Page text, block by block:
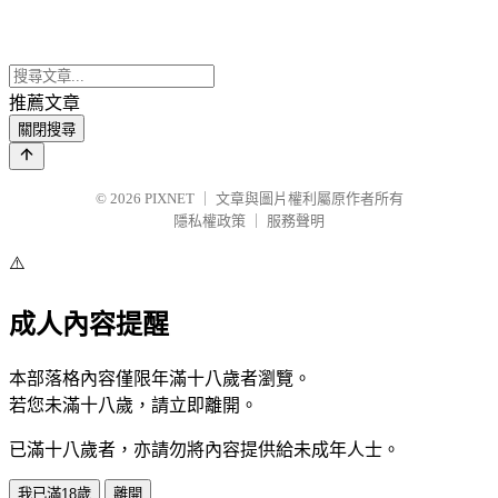
推薦文章
關閉搜尋
© 2026 PIXNET
文章與圖片權利屬原作者所有
隱私權政策
服務聲明
⚠️
成人內容提醒
本部落格內容僅限年滿十八歲者瀏覽。
若您未滿十八歲，請立即離開。
已滿十八歲者，亦請勿將內容提供給未成年人士。
我已滿18歲 離開